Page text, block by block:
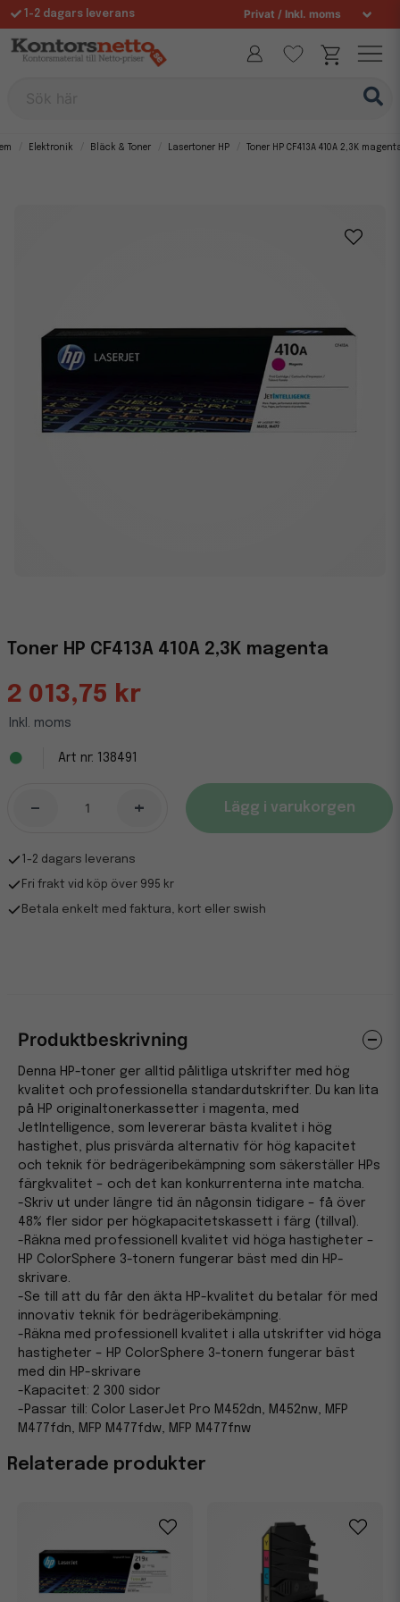
1-2 dagars leverans
Fri frakt över 995 kr
Elektronik Bläck & Toner Lasertoner HP Toner HP CF413A 410A 2,3K
Toner HP CF413A 410A 2,3K magenta
2 013,75 kr
Inkl. moms
138491
- + Lägg i varukorgen
1-2 dagars leverans
Fri frakt vid köp över 995 kr
Betala enkelt med faktura, kort eller swish
Relaterade produkter
Produktbeskrivning
Denna HP-toner ger alltid pålitliga utskrifter med hög
kvalitet och professionella standardutskrifter. Du kan lita
på HP originaltonerkassetter i magenta, med
JetIntelligence, som levererar bästa kvalitet i hög
hastighet, plus prisvärda alternativ för hög kapacitet
och teknik för bedrägeribekämpning som säkerställer HPs
färgkvalitet – och det kan konkurrenterna inte matcha.
-Skriv ut under längre tid än någonsin tidigare – få över
48% fler sidor per högkapacitetskassett i färg (tillval).
-Räkna med professionell kvalitet vid höga hastigheter –
HP ColorSphere 3-tonern fungerar bäst med din HP-
skrivare.
-Se till att du får den äkta HP-kvalitet du betalar för med
innovativ teknik för bedrägeribekämpning.
-Räkna med professionell kvalitet i alla utskrifter vid höga
hastigheter – HP ColorSphere 3-tonern fungerar bäst
med din HP-skrivare
-Kapacitet: 2 300 sidor
-Passar till: Color LaserJet Pro M452dn, M452nw, MFP
M477fdn, MFP M477fdw, MFP M477fnw